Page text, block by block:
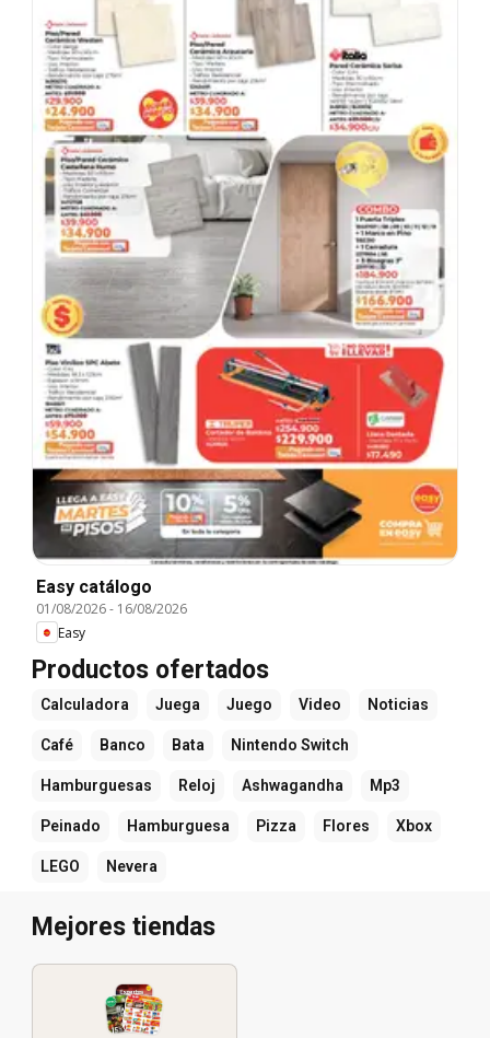
Easy catálogo
01/08/2026- 16/08/2026
Easy
Productos ofertados
Calculadora Juega Juego Video Noticias
Café Banco Bata Nintendo Switch
Hamburguesas Reloj Ashwagandha Mp3
Peinado Hamburguesa Pizza Flores Xbox
LEGO Nevera
Mejores tiendas